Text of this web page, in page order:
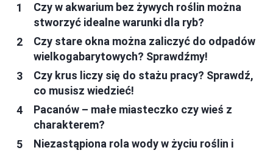
Czy w akwarium bez żywych roślin można
stworzyć idealne warunki dla ryb?
Czy stare okna można zaliczyć do odpadów
wielkogabarytowych? Sprawdźmy!
Czy krus liczy się do stażu pracy? Sprawdź,
co musisz wiedzieć!
Pacanów – małe miasteczko czy wieś z
charakterem?
Niezastąpiona rola wody w życiu roślin i